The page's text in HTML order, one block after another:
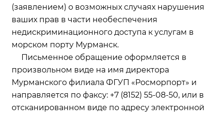
(заявлением) о возможных случаях нарушения
ваших прав в части необеспечения
недискриминационного доступа к услугам в
морском порту Мурманск.
Письменное обращение оформляется в
произвольном виде на имя директора
Мурманского филиала ФГУП «Росморпорт» и
направляется по факсу: +7 (8152) 55-08-50, или в
отсканированном виде по адресу электронной